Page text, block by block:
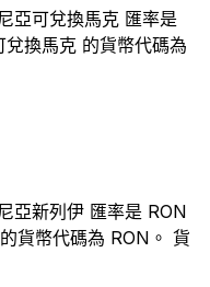
亞可兌換馬克 匯率是
換馬克 的貨幣代碼為
亞新列伊 匯率是 RON
貨幣代碼為 RON。 貨